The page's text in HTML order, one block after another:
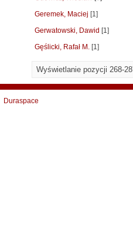
Geremek, Maciej [1]
Gerwatowski, Dawid [1]
Gęślicki, Rafał M. [1]
Wyświetlanie pozycji 268-
Duraspace